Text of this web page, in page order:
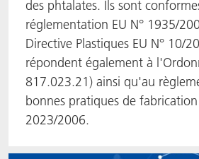
des phtalates. Ils sont
réglementation EU N° 1935/
Directive Plastiques EU N° 10/
répondent également à
817.023.21) ainsi qu'au
bonnes pratiques de fabrication
2023/2006.